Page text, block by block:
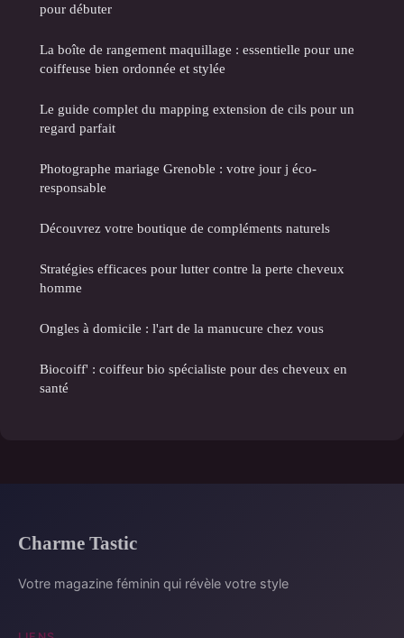
pour débuter
La boîte de rangement maquillage : essentielle pour une
coiffeuse bien ordonnée et stylée
Le guide complet du mapping extension de cils pour un
regard parfait
Photographe mariage Grenoble : votre jour j éco-
responsable
Découvrez votre boutique de compléments naturels
Stratégies efficaces pour lutter contre la perte cheveux
homme
Ongles à domicile : l'art de la manucure chez vous
Biocoiff' : coiffeur bio spécialiste pour des cheveux en
santé
Charme Tastic
Votre magazine féminin qui révèle votre style